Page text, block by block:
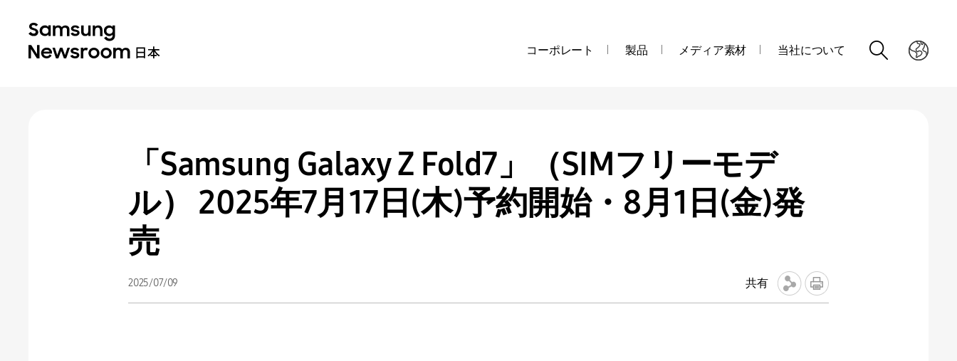
コーポレート 製品 メディア素材 当社について
「Samsung Galaxy Z Fold7」（SIMフリーモデ
ル） 2025年7月17日(木)予約開始・8月1日(金)発
売
2025/07/09 共有